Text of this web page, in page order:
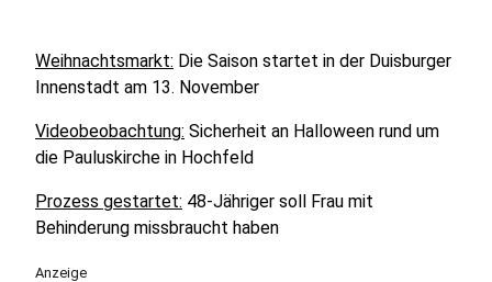
Weihnachtsmarkt: Die Saison startet in der Duisburger
Innenstadt am 13. November
Videobeobachtung: Sicherheit an Halloween rund um
die Pauluskirche in Hochfeld
Prozess gestartet: 48-Jähriger soll Frau mit
Behinderung missbraucht haben
Anzeige